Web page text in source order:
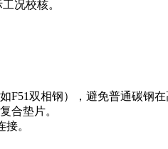
况校核。
F51双相钢），避免普通碳钢在
合垫片。
。